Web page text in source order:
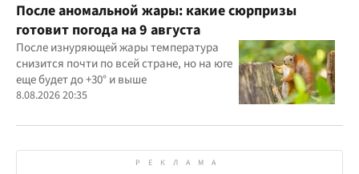
После аномальной жары: какие сюрпризы
готовит погода на 9 августа
После изнуряющей жары температура
снизится почти по всей стране, но на юге
еще будет до +30° и выше
8.08.2026 20:35